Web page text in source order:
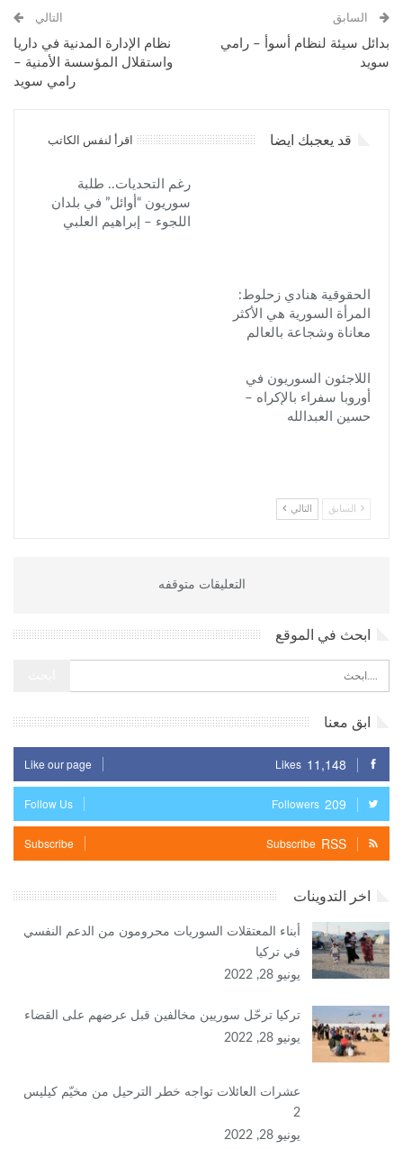
السابق
بدائل سيئة لنظام أسوأ – رامي
سويد
التالي
نظام الإدارة المدنية في داريا
واستقلال المؤسسة الأمنية –
رامي سويد
قد يعجبك ايضا اقرأ لنفس الكاتب
الحقوقية هنادي زحلوط:
المرأة السورية هي الأكثر
معاناة وشجاعة بالعالم
رغم التحديات.. طلبة
سوريون “أوائل” في بلدان
اللجوء – إبراهيم العلبي
اللاجئون السوريون في
أوروبا سفراء بالإكراه –
حسين العبدالله
السابق التالي
التعليقات متوقفه
ابحث في الموقع
ابق معنا
11,148
Likes
Like our page
209
Followers
Follow Us
RSS
Subscribe
Subscribe
اخر التدوينات
أبناء المعتقلات السوريات محرومون من الدعم النفسي
في تركيا
يونيو 28, 2022
تركيا ترحّل سوريين مخالفين قبل عرضهم على القضاء
يونيو 28, 2022
عشرات العائلات تواجه خطر الترحيل من مخيّم كيليس
2
يونيو 28, 2022